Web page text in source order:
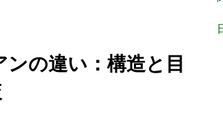
の違い：構造と目